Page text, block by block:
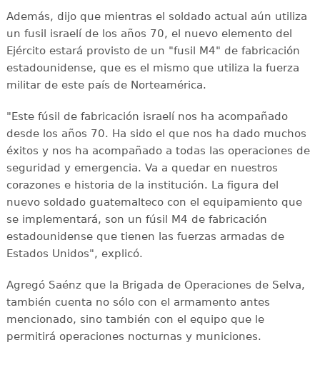
Además, dijo que mientras el soldado actual aún utiliza
un fusil israelí de los años 70, el nuevo elemento del
Ejército estará provisto de un "fusil M4" de fabricación
estadounidense, que es el mismo que utiliza la fuerza
militar de este país de Norteamérica.
"Este fúsil de fabricación israelí nos ha acompañado
desde los años 70. Ha sido el que nos ha dado muchos
éxitos y nos ha acompañado a todas las operaciones de
seguridad y emergencia. Va a quedar en nuestros
corazones e historia de la institución. La figura del
nuevo soldado guatemalteco con el equipamiento que
se implementará, son un fúsil M4 de fabricación
estadounidense que tienen las fuerzas armadas de
Estados Unidos", explicó.
Agregó Saénz que la Brigada de Operaciones de Selva,
también cuenta no sólo con el armamento antes
mencionado, sino también con el equipo que le
permitirá operaciones nocturnas y municiones.